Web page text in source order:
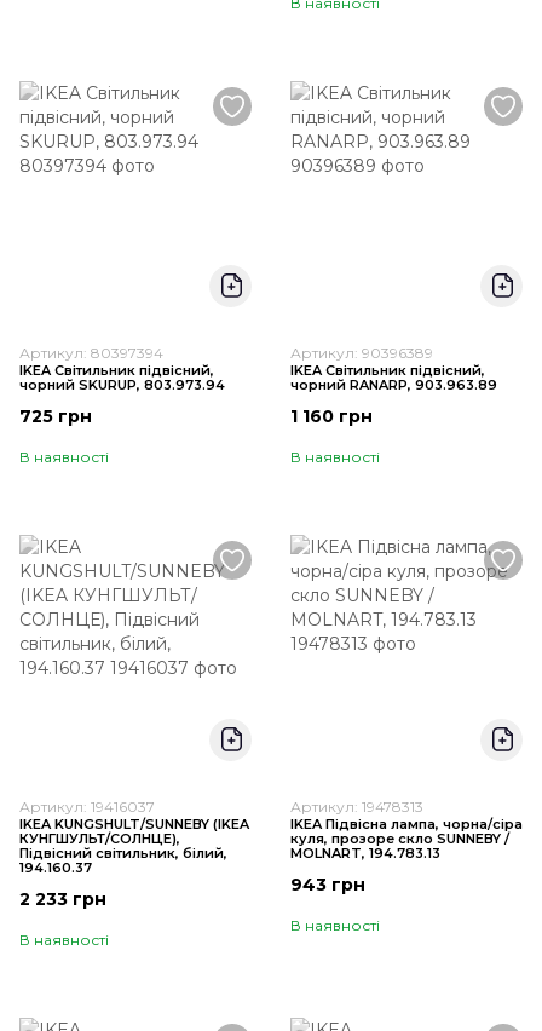
Артикул: 80397394
IKEA Світильник підвісний,
чорний SKURUP, 803.973.94
725 грн
В наявності
Артикул: 90396389
IKEA Світильник підвісний,
чорний RANARP, 903.963.89
1 160 грн
В наявності
Артикул: 19416037
IKEA KUNGSHULT/SUNNEBY (ІKEA
КУНГШУЛЬТ/СОЛНЦЕ),
Підвісний світильник, білий,
194.160.37
2 233 грн
В наявності
Артикул: 19478313
IKEA Підвісна лампа, чорна/сіра
куля, прозоре скло SUNNEBY /
MOLNART, 194.783.13
943 грн
В наявності